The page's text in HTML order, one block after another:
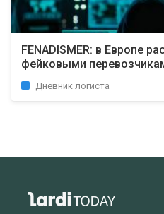
FENADISMER: в Европе
фейковыми
Дневник логиста